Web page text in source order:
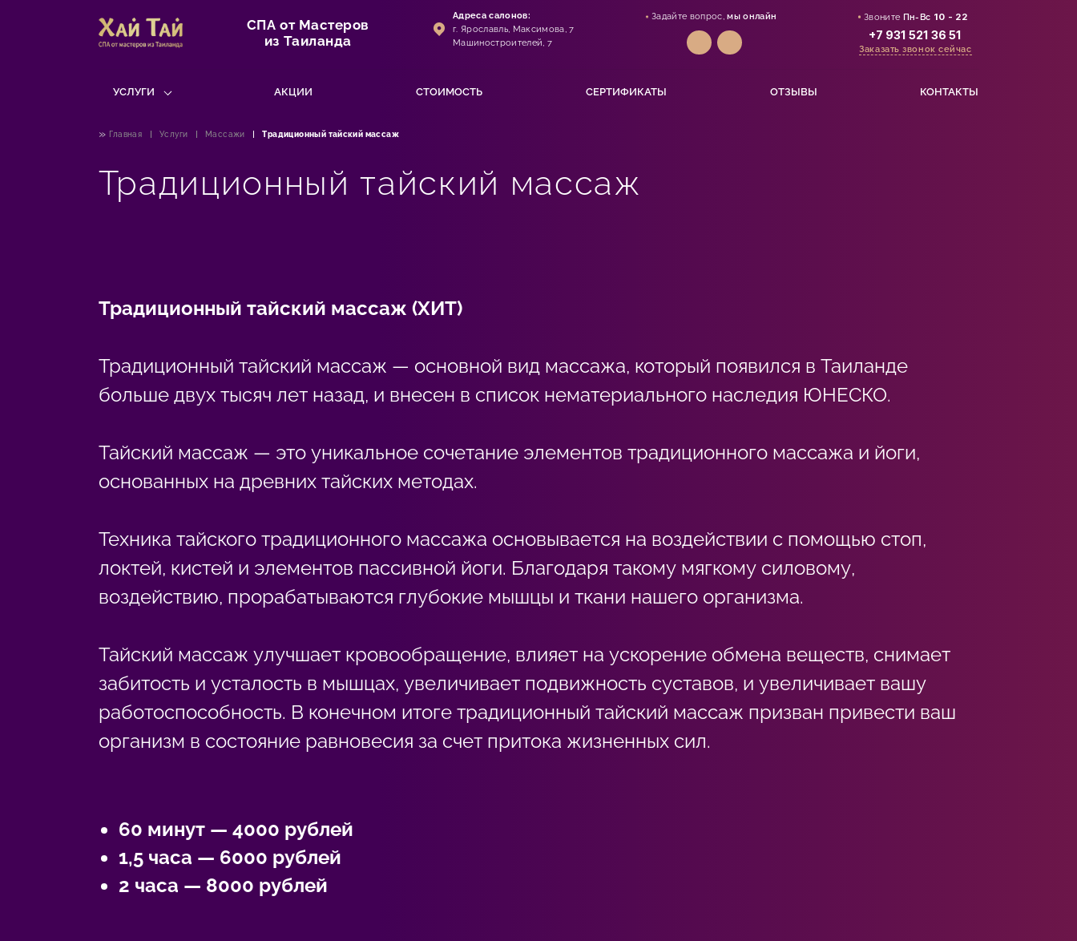
СПА от Мастеров
из Таиланда
Адреса салонов:
г. Ярославль, Максимова, 7
Машиностроителей, 7
Задайте вопрос,мы онлайн Звоните Пн-Вс 10 - 22
+7 931 521 36 51
Заказать звонок сейчас
УСЛУГИ АКЦИИ СТОИМОСТЬ СЕРТИФИКАТЫ ОТЗЫВЫ КОНТАКТЫ
» Главная Услуги Массажи Традиционный тайский массаж
Традиционный тайский массаж
Традиционный тайский массаж (ХИТ)
Традиционный тайский массаж — основной вид массажа, который появился в Таиланде
больше двух тысяч лет назад, и внесен в список нематериального наследия ЮНЕСКО.
Тайский массаж — это уникальное сочетание элементов традиционного массажа и йоги,
основанных на древних тайских методах.
Техника тайского традиционного массажа основывается на воздействии с помощью стоп,
локтей, кистей и элементов пассивной йоги. Благодаря такому мягкому силовому,
воздействию, прорабатываются глубокие мышцы и ткани нашего организма.
Тайский массаж улучшает кровообращение, влияет на ускорение обмена веществ, снимает
забитость и усталость в мышцах, увеличивает подвижность суставов, и увеличивает вашу
работоспособность. В конечном итоге традиционный тайский массаж призван привести ваш
организм в состояние равновесия за счет притока жизненных сил.
60 минут — 4000 рублей
1,5 часа — 6000 рублей
2 часа — 8000 рублей